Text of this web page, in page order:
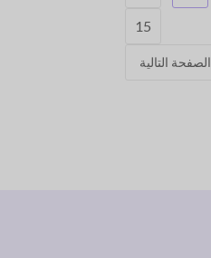
15
الصفحة التالية